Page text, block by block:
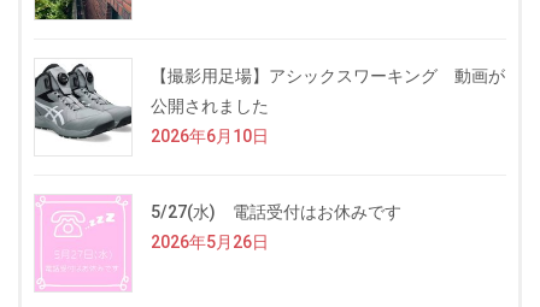
【撮影用足場】アシックスワーキング 動画が
公開されました
2026年6月10日
5/27(水) 電話受付はお休みです
2026年5月26日